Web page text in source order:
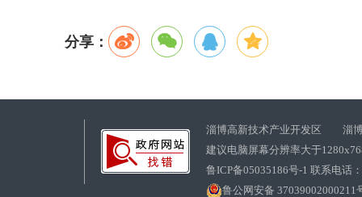
分享：
淄博高新技术产业开发区 淄博
建议电脑屏幕分辨率大于
鲁ICP备05035186号-1 联系电话
鲁公网安备 37039002000211